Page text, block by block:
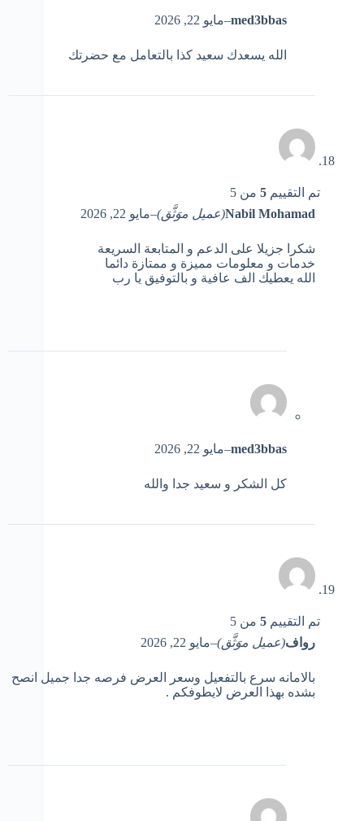
med3bbas
–مايو 22, 2026
الله يسعدك سعيد كذا بالتعامل مع حضرتك
تم التقييم 5من 5
Nabil Mohamad(عميل موَثَّق)–مايو 22, 2026
شكرا جزيلا على الدعم و المتابعة السريعة
خدمات و معلومات مميزة و ممتازة دائما
الله يعطيك الف عافية و بالتوفيق يا رب
med3bbas
–مايو 22, 2026
كل الشكر و سعيد جدا والله
تم التقييم 5من 5
رواف(عميل موَثَّق)–مايو 22, 2026
بالامانه سرع بالتفعيل وسعر العرض فرصه جدا جميل انصح
بشده بهذا العرض لايطوفكم .